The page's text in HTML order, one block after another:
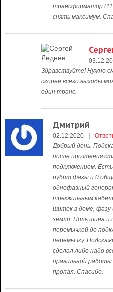
трансформатор
снять максимум.
Здравствуйте! Нужно
скорее всего выходы
один транс.
Дмитрий
02.12.2020 |
Добрый день.
после прочтения
подключением.
рубит фазы и 0
однофазный
трехжильным
щиток в доме, фазу
земли. Ноль шина и
перемычкой до
перемычку.
сделал либо надо
правильной
пропал. Спасибо.